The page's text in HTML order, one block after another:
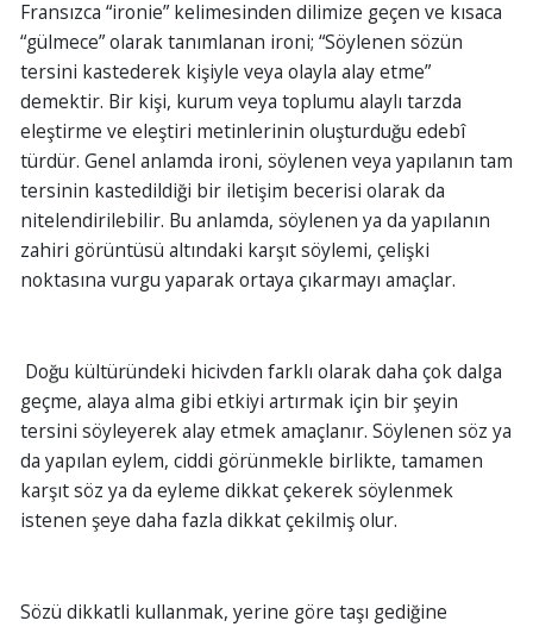
Fransızca “ironie” kelimesinden dilimize geçen ve kısaca
“gülmece” olarak tanımlanan ironi; “Söylenen sözün
tersini kastederek kişiyle veya olayla alay etme”
demektir. Bir kişi, kurum veya toplumu alaylı tarzda
eleştirme ve eleştiri metinlerinin oluşturduğu edebî
türdür. Genel anlamda ironi, söylenen veya yapılanın tam
tersinin kastedildiği bir iletişim becerisi olarak da
nitelendirilebilir. Bu anlamda, söylenen ya da yapılanın
zahiri görüntüsü altındaki karşıt söylemi, çelişki
noktasına vurgu yaparak ortaya çıkarmayı amaçlar.
Doğu kültüründeki hicivden farklı olarak daha çok dalga
geçme, alaya alma gibi etkiyi artırmak için bir şeyin
tersini söyleyerek alay etmek amaçlanır. Söylenen söz ya
da yapılan eylem, ciddi görünmekle birlikte, tamamen
karşıt söz ya da eyleme dikkat çekerek söylenmek
istenen şeye daha fazla dikkat çekilmiş olur.
Sözü dikkatli kullanmak, yerine göre taşı gediğine